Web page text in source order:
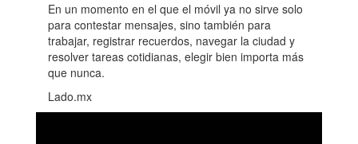
En un momento en el que el móvil ya no sirve solo
para contestar mensajes, sino también para
trabajar, registrar recuerdos, navegar la ciudad y
resolver tareas cotidianas, elegir bien importa más
que nunca.
Lado.mx